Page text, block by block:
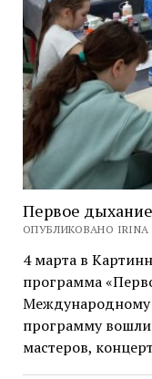
Первое
ОПУБЛИКОВАНО IRINA
4 марта в
программа
программу
мастеров,